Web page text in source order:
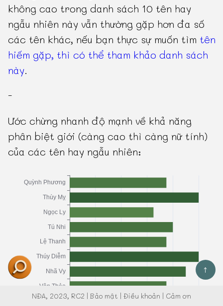
không cao trong danh sách 10 tên hay
ngẫu nhiên này vẫn thường gặp hơn đa số
các tên khác, nếu bạn thực sự muốn tìm tên
hiếm gặp, thì có thể tham khảo danh sách
này.
-
Ước chừng nhanh độ mạnh về khả năng
phân biệt giới (càng cao thì càng nữ tính)
của các tên hay ngẫu nhiên:
↑
NĐA, 2023, RC2 | Bảo mật | Điều khoản | Cảm ơn